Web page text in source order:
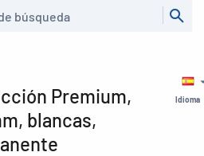
Idioma
Premium,
blancas,